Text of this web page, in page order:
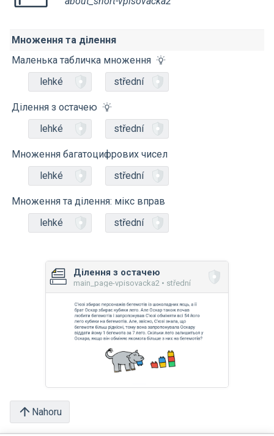
Множення та ділення
Маленька табличка множення
lehké
střední
Ділення з остачею
lehké
střední
Множення багатоцифрових чисел
lehké
střední
Множення та ділення: мікс вправ
lehké
střední
Ділення з остачею
main_page-vpisovacka2 • střední
Nahoru